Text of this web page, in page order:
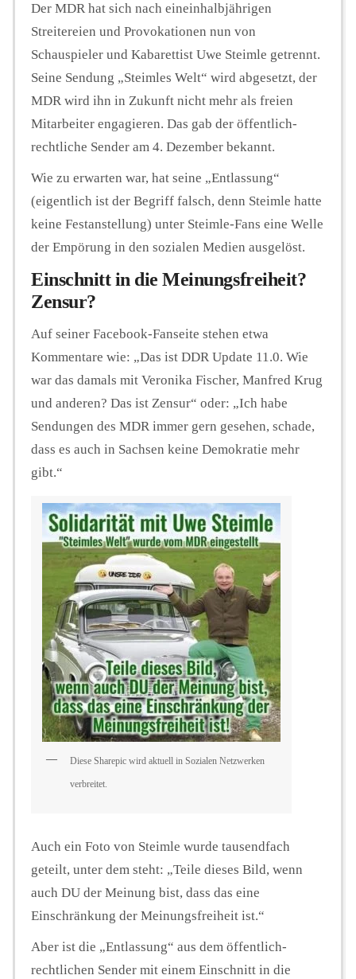
Podcast
Seminare
Der MDR hat sich nach eineinhalbjährigen
Streitereien und Provokationen nun von
Schauspieler und Kabarettist Uwe Steimle getrennt.
Seine Sendung „Steimles Welt“ wird abgesetzt, der
MDR wird ihn in Zukunft nicht mehr als freien
Mitarbeiter engagieren. Das gab der öffentlich-
rechtliche Sender am 4. Dezember bekannt.
Wie zu erwarten war, hat seine „Entlassung“
(eigentlich ist der Begriff falsch, denn Steimle hatte
keine Festanstellung) unter Steimle-Fans eine Welle
der Empörung in den sozialen Medien ausgelöst.
Einschnitt in die Meinungsfreiheit?
Zensur?
Auf seiner Facebook-Fanseite stehen etwa
Kommentare wie: „Das ist DDR Update 11.0. Wie
war das damals mit Veronika Fischer, Manfred Krug
und anderen? Das ist Zensur“ oder: „Ich habe
Sendungen des MDR immer gern gesehen, schade,
dass es auch in Sachsen keine Demokratie mehr
gibt.“
Diese Sharepic wird aktuell in Sozialen Netzwerken
verbreitet.
Auch ein Foto von Steimle wurde tausendfach
geteilt, unter dem steht: „Teile dieses Bild, wenn
auch DU der Meinung bist, dass das eine
Einschränkung der Meinungsfreiheit ist.“
Aber ist die „Entlassung“ aus dem öffentlich-
rechtlichen Sender mit einem Einschnitt in die